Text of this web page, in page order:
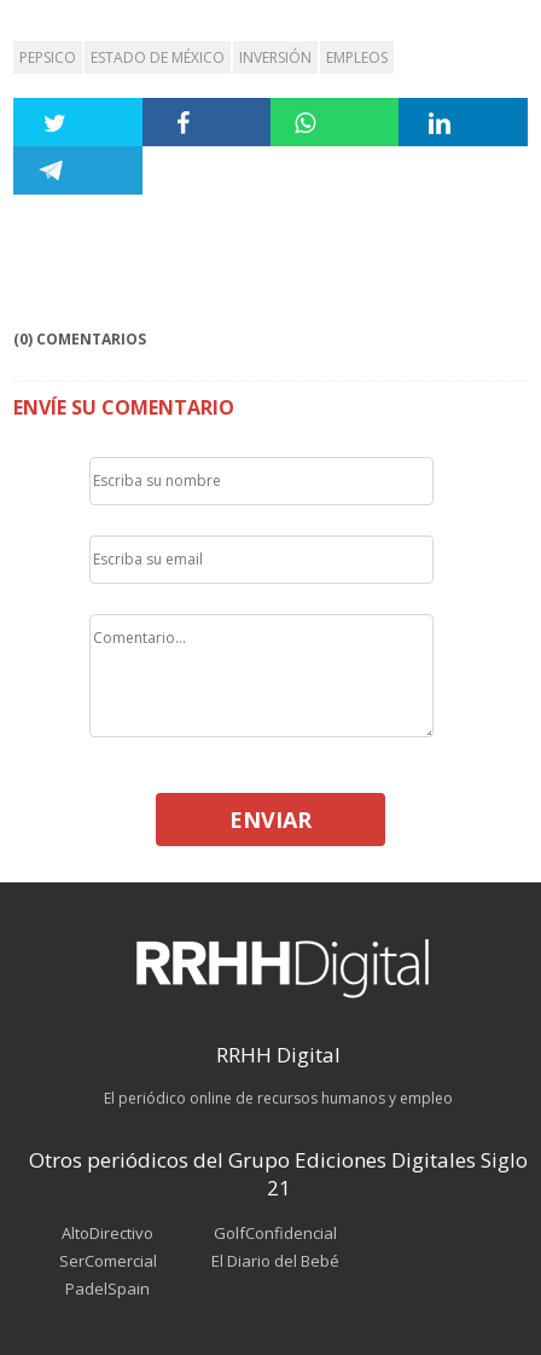
PEPSICO ESTADO DE MÉXICO INVERSIÓN EMPLEOS
(0) COMENTARIOS
ENVÍE SU COMENTARIO
ENVIAR
RRHH Digital
El periódico online de recursos humanos y empleo
Otros periódicos del Grupo Ediciones Digitales Siglo
21
AltoDirectivo
SerComercial
PadelSpain
GolfConfidencial
El Diario del Bebé